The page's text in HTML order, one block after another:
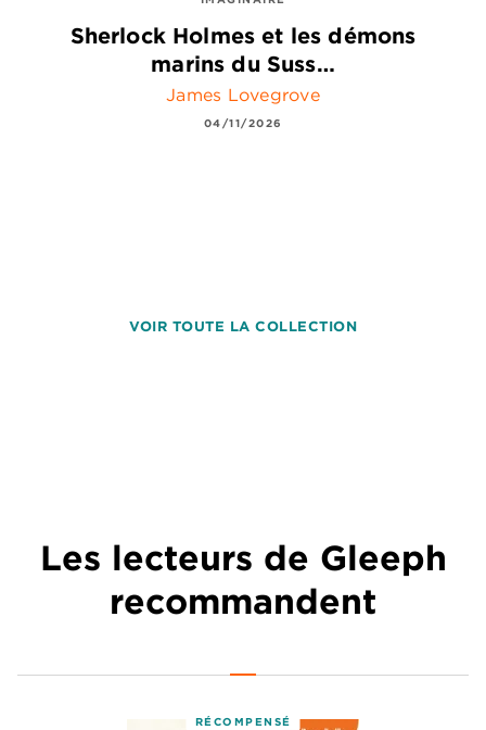
Sherlock Holmes et les démons
marins du Suss…
James Lovegrove
04/11/2026
VOIR TOUTE LA COLLECTION
Les lecteurs de Gleeph
recommandent
RÉCOMPENSÉ